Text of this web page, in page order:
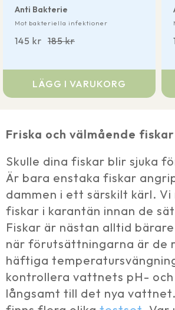
Anti Bakterie
185kr
Det
priset
185 kr.
145 kr
Det
priset
145 kr.
Mot bakteriella infektioner
LÄGG I VARUKORG
Friska och välmående fiskar
Skulle dina fiskar blir sjuka
Är bara enstaka fiskar
dammen i ett särskilt kärl.
fiskar i karantän innan de
Fiskar är nästan alltid
när förutsättningarna är
häftiga
kontrollera vattnets pH-
långsamt till det nya